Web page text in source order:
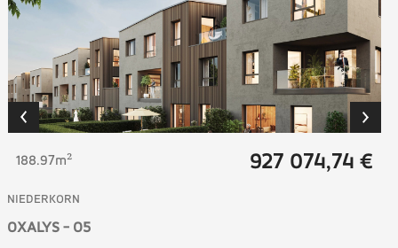
188.97m² 927 074,74 €
NIEDERKORN
OXALYS - O5